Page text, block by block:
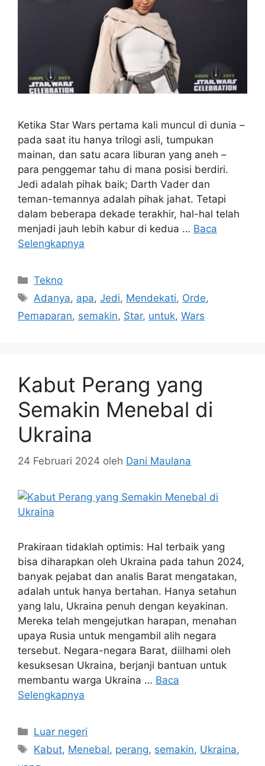
Ketika Star Wars pertama kali muncul di dunia –
pada saat itu hanya trilogi asli, tumpukan
mainan, dan satu acara liburan yang aneh –
para penggemar tahu di mana posisi berdiri.
Jedi adalah pihak baik; Darth Vader dan
teman-temannya adalah pihak jahat. Tetapi
dalam beberapa dekade terakhir, hal-hal telah
menjadi jauh lebih kabur di kedua … Baca
Selengkapnya
Kategori
Tekno
Tag
Adanya, apa,Jedi, Mendekati, Orde,
Pemaparan, semakin, Star, untuk, Wars
Kabut Perang yang
Semakin Menebal di
Ukraina
24 Februari 2024 oleh Dani Maulana
Prakiraan tidaklah optimis: Hal terbaik yang
bisa diharapkan oleh Ukraina pada tahun 2024,
banyak pejabat dan analis Barat mengatakan,
adalah untuk hanya bertahan. Hanya setahun
yang lalu, Ukraina penuh dengan keyakinan.
Mereka telah mengejutkan harapan, menahan
upaya Rusia untuk mengambil alih negara
tersebut. Negara-negara Barat, diilhami oleh
kesuksesan Ukraina, berjanji bantuan untuk
membantu warga Ukraina … Baca
Selengkapnya
Kategori
Luar negeri
Tag
Kabut, Menebal, perang, semakin, Ukraina,